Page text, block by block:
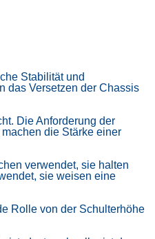
Stabilität und
das Versetzen der Chassis
Die Anforderung der
die Stärke einer
verwendet, sie halten
sie weisen eine
Rolle von der Schulterhöhe